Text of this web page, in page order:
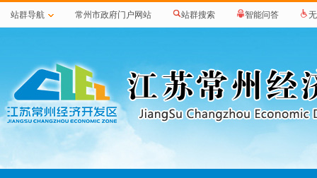
站群导航 常州市政府门户网站 站群搜索 智能问答